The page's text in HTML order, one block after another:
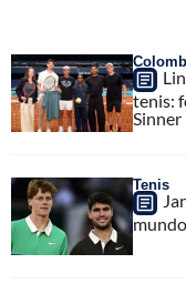
tenis:
Sinner
Tenis